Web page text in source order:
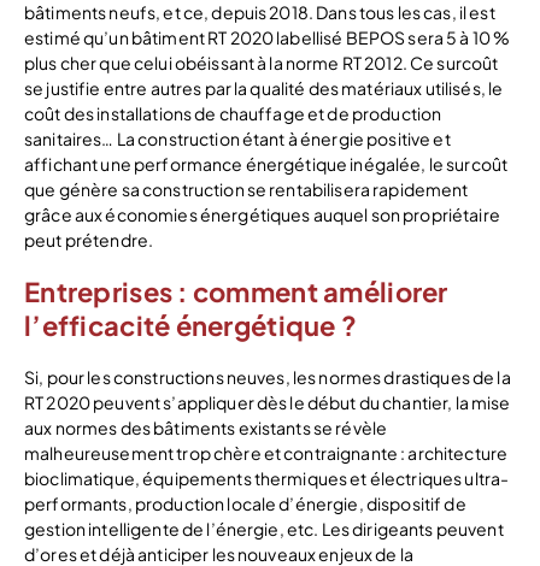
bâtiments neufs, et ce, depuis 2018. Dans tous les cas, il est
estimé qu’un bâtiment RT 2020 labellisé BEPOS sera 5 à 10 %
plus cher que celui obéissant à la norme RT 2012. Ce surcoût
se justifie entre autres par la qualité des matériaux utilisés, le
coût des installations de chauffage et de production
sanitaires… La construction étant à énergie positive et
affichant une performance énergétique inégalée, le surcoût
que génère sa construction se rentabilisera rapidement
grâce aux économies énergétiques auquel son propriétaire
peut prétendre.
Entreprises : comment améliorer
l’efficacité énergétique ?
Si, pour les constructions neuves, les normes drastiques de la
RT 2020 peuvent s’appliquer dès le début du chantier, la mise
aux normes des bâtiments existants se révèle
malheureusement trop chère et contraignante : architecture
bioclimatique, équipements thermiques et électriques ultra-
performants, production locale d’énergie, dispositif de
gestion intelligente de l’énergie, etc. Les dirigeants peuvent
d’ores et déjà anticiper les nouveaux enjeux de la